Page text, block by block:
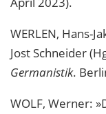
WERLEN, Hans-
Jost Schneider
Germanistik.
WOLF, Werner: